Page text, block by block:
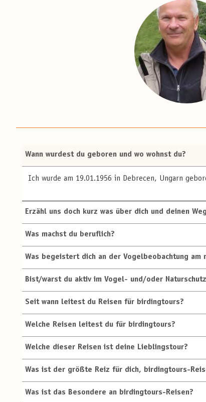
Wann wurdest du geboren und wo wohnst du?
Ich wurde am 19.01.1956 in Debrecen, Ungarn
Erzähl uns doch kurz was über dich und deinen
Was machst du beruflich?
Was begeistert dich an der Vogelbeobachtung am
Bist/warst du aktiv im Vogel- und/oder
Seit wann leitest du Reisen für birdingtours?
Welche Reisen leitest du für birdingtours?
Welche dieser Reisen ist deine Lieblingstour?
Was ist der größte Reiz für dich, birdingtours-
Was ist das Besondere an birdingtours-Reisen?